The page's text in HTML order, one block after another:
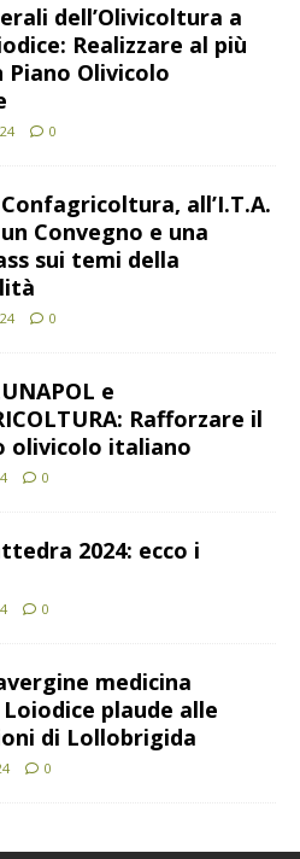
dell’Olivicoltura a
Realizzare al più
Piano Olivicolo
0
all’I.T.A.
Convegno e una
sui temi della
0
e
Rafforzare il
olivicolo italiano
0
2024: ecco i
0
medicina
plaude alle
di Lollobrigida
0